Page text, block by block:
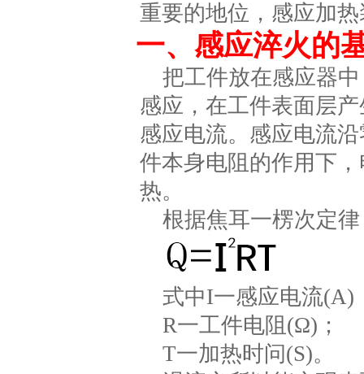
重要的地位，感应加
一、感应淬火的
把工件放在感应器
感应，在工件表面层
感应电流。感应电流
件本身电阻的作用下
热。
根据焦耳一楞次定
式中I一感应电流(A)
R一工件电阻(Ω)；
T一加热时问(S)。